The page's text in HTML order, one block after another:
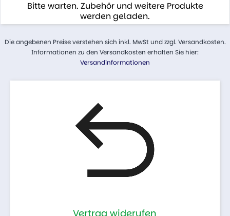
Bitte warten. Zubehör und weitere Produkte
werden geladen.
Die angebenen Preise verstehen sich inkl. MwSt und zzgl. Versandkosten.
Informationen zu den Versandkosten erhalten Sie hier:
Versandinformationen
Vertrag widerufen